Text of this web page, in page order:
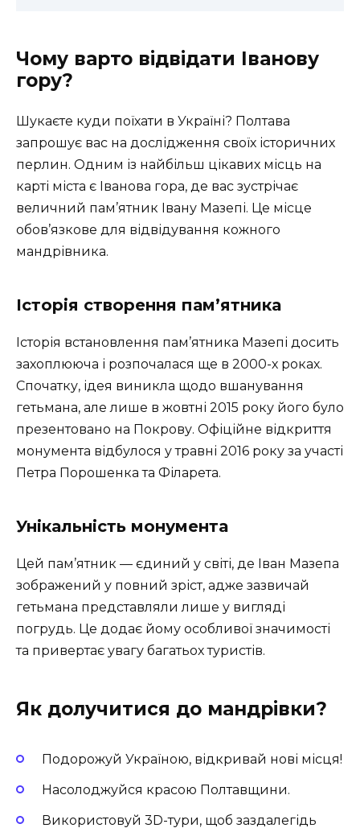
Чому варто відвідати Іванову
гору?
Шукаєте куди поїхати в Україні? Полтава
запрошує вас на дослідження своїх історичних
перлин. Одним із найбільш цікавих місць на
карті міста є Іванова гора, де вас зустрічає
величний пам’ятник Івану Мазепі. Це місце
обов’язкове для відвідування кожного
мандрівника.
Історія створення пам’ятника
Історія встановлення пам’ятника Мазепі досить
захоплююча і розпочалася ще в 2000-х роках.
Спочатку, ідея виникла щодо вшанування
гетьмана, але лише в жовтні 2015 року його було
презентовано на Покрову. Офіційне відкриття
монумента відбулося у травні 2016 року за участі
Петра Порошенка та Філарета.
Унікальність монумента
Цей пам’ятник — єдиний у світі, де Іван Мазепа
зображений у повний зріст, адже зазвичай
гетьмана представляли лише у вигляді
погрудь. Це додає йому особливої значимості
та привертає увагу багатьох туристів.
Як долучитися до мандрівки?
Подорожуй Україною, відкривай нові місця!
Насолоджуйся красою Полтавщини.
Використовуй 3D-тури, щоб заздалегідь